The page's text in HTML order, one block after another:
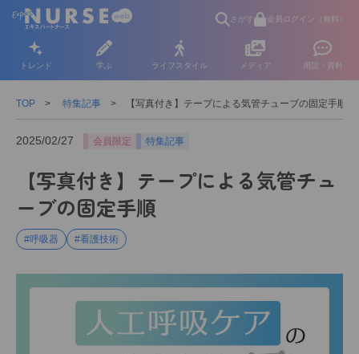
さがす 会員ログイン（無料）
トレンド 学ぶ ライフスタイル メディア 用語・資料
TOP 特集記事 【写真付き】テープによる気管チューブの固定手順
2025/02/27 会員限定 特集記事
【写真付き】テープによる気管チュ
ーブの固定手順
#呼吸器 #看護技術